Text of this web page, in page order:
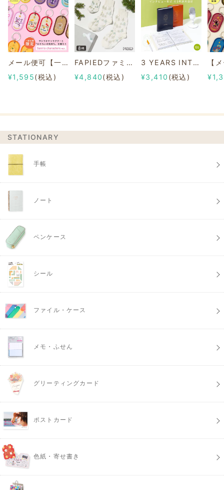
メール便可【一部店舗限定】2/8b PAIR KEY RING Sanrio characters ver.
¥1,595(税込)
FAPIEDファミリーソックスセット 総柄
¥4,840(税込)
3 YEARS INTERVIEW DIARY
¥3,410 (税込)
STATIONARY
手帳
ノート
ペンケース
シール
ファイル・ケース
メモ・ふせん
グリーティングカード
ポストカード
色紙・寄せ書き